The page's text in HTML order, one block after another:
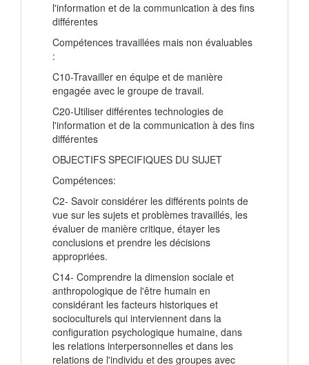
l'information et de la communication à des fins
différentes
Compétences travaillées mais non évaluables
:
C10-Travailler en équipe et de manière
engagée avec le groupe de travail.
C20-Utiliser différentes technologies de
l'information et de la communication à des fins
différentes
OBJECTIFS SPECIFIQUES DU SUJET
Compétences:
C2- Savoir considérer les différents points de
vue sur les sujets et problèmes travaillés, les
évaluer de manière critique, étayer les
conclusions et prendre les décisions
appropriées.
C14- Comprendre la dimension sociale et
anthropologique de l'être humain en
considérant les facteurs historiques et
socioculturels qui interviennent dans la
configuration psychologique humaine, dans
les relations interpersonnelles et dans les
relations de l'individu et des groupes avec